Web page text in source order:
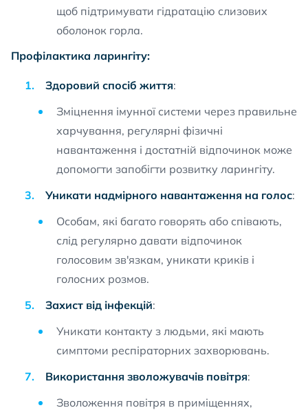
щоб підтримувати гідратацію слизових
оболонок горла.
Профілактика ларингіту:
Здоровий спосіб життя:
Зміцнення імунної системи через правильне
харчування, регулярні фізичні
навантаження і достатній відпочинок може
допомогти запобігти розвитку ларингіту.
Уникати надмірного навантаження на голос:
Особам, які багато говорять або співають,
слід регулярно давати відпочинок
голосовим зв'язкам, уникати криків і
голосних розмов.
Захист від інфекцій:
Уникати контакту з людьми, які мають
симптоми респіраторних захворювань.
Використання зволожувачів повітря:
Зволоження повітря в приміщеннях,